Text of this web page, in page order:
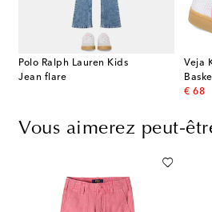
Polo Ralph Lauren Kids
Jean flare
Veja
€ 68
Vous aimerez peut-